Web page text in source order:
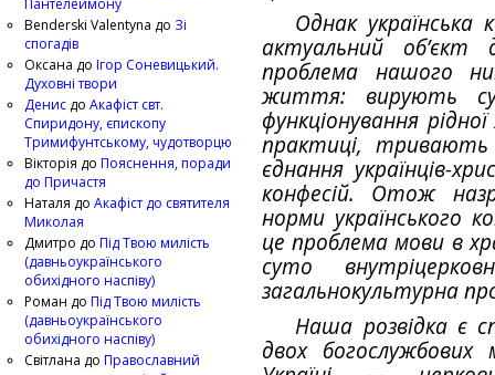
Однак
актуальний об’єкт
проблема нашого
життя: вирують
функціонування
практиці, тривають
єднання українців-
конфесій. Отож
норми українського
це проблема мови в
суто
загальнокультурна
Наша розвідка є
двох богослужбових
Benderski Valentyna до Зі
спогадів
Оксана до Ігор Соневицький.
Духовні твори
Денис до Акафіст свт.
Спиридону, єпископу
Тримифунтському, чудотворцю
Вікторія до Пояснення, поради
до Причастя
Наталя до Акафіст до святителя
Миколая
Дмитро до Під Твою милість
(давньоукраїнського
обихідного наспіву)
Роман до Під Твою милість
(давньоукраїнського
обихідного наспіву)
Світлана до Православний